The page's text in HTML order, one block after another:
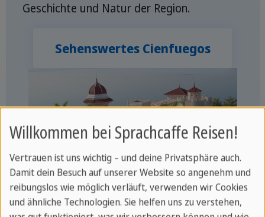
Geschichte und Natur der Region.
Sehenswertes Cienfuegos
Willkommen bei Sprachcaffe Reisen!
Vertrauen ist uns wichtig – und deine Privatsphäre auch.
Damit dein Besuch auf unserer Website so angenehm und
reibungslos wie möglich verläuft, verwenden wir Cookies
und ähnliche Technologien. Sie helfen uns zu verstehen,